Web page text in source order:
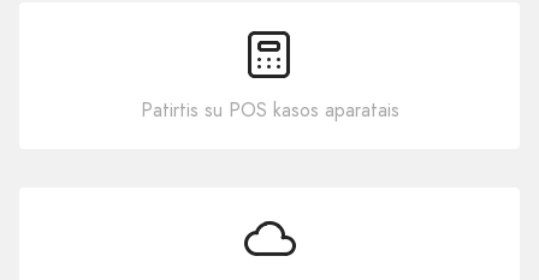
Patirtis su POS kasos aparatais